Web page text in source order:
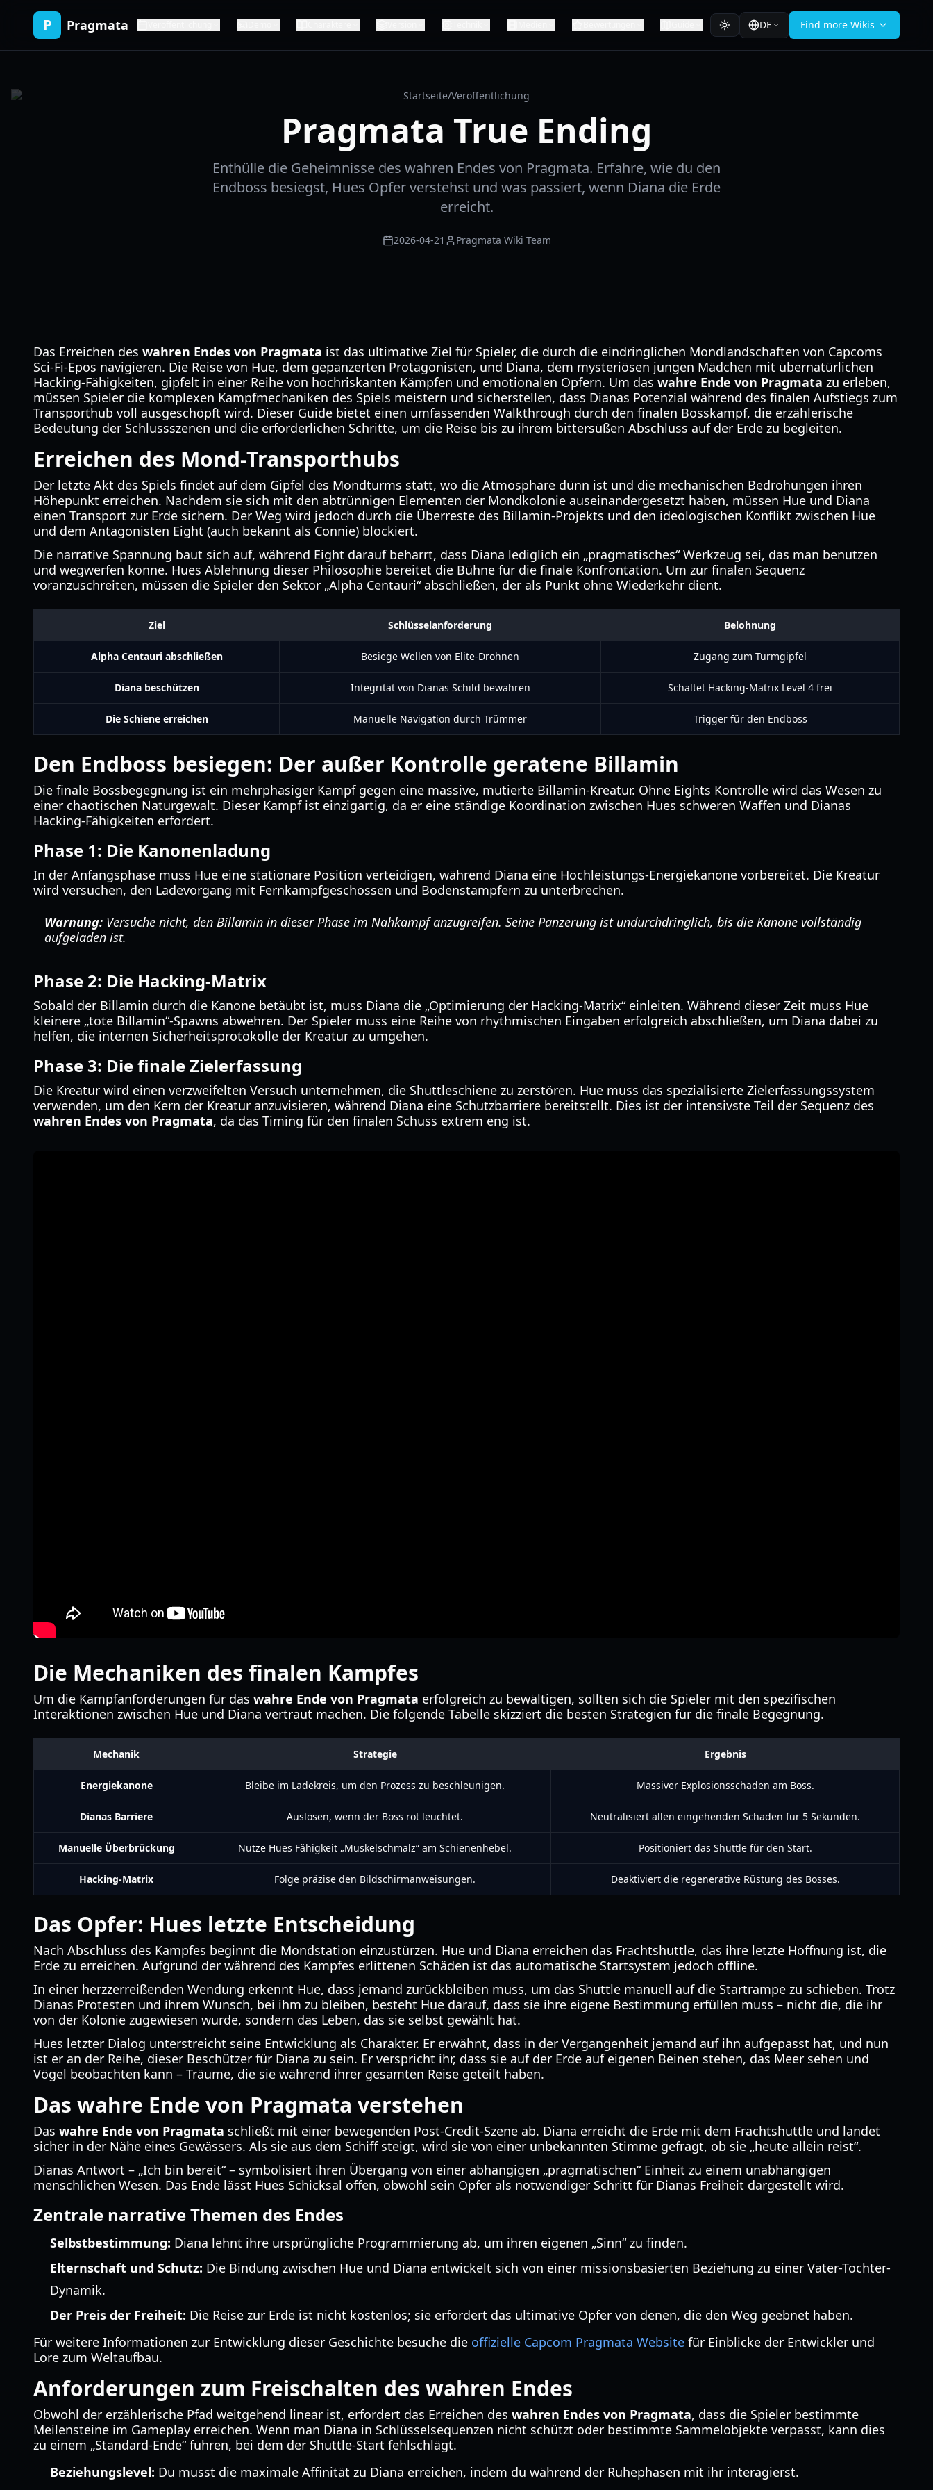
P Pragmata DE Find more Wikis
Startseite/Veröffentlichung
Pragmata True Ending
Enthülle die Geheimnisse des wahren Endes von Pragmata. Erfahre, wie du den
Endboss besiegst, Hues Opfer verstehst und was passiert, wenn Diana die Erde
erreicht.
2026-04-21 Pragmata Wiki Team
Das Erreichen des wahren Endes von Pragmata ist das ultimative Ziel für Spieler, die durch die eindringlichen Mondlandschaften von Capcoms
Sci-Fi-Epos navigieren. Die Reise von Hue, dem gepanzerten Protagonisten, und Diana, dem mysteriösen jungen Mädchen mit übernatürlichen
Hacking-Fähigkeiten, gipfelt in einer Reihe von hochriskanten Kämpfen und emotionalen Opfern. Um das wahre Ende von Pragmata zu erleben,
müssen Spieler die komplexen Kampfmechaniken des Spiels meistern und sicherstellen, dass Dianas Potenzial während des finalen Aufstiegs zum
Transporthub voll ausgeschöpft wird. Dieser Guide bietet einen umfassenden Walkthrough durch den finalen Bosskampf, die erzählerische
Bedeutung der Schlussszenen und die erforderlichen Schritte, um die Reise bis zu ihrem bittersüßen Abschluss auf der Erde zu begleiten.
Erreichen des Mond-Transporthubs
Der letzte Akt des Spiels findet auf dem Gipfel des Mondturms statt, wo die Atmosphäre dünn ist und die mechanischen Bedrohungen ihren
Höhepunkt erreichen. Nachdem sie sich mit den abtrünnigen Elementen der Mondkolonie auseinandergesetzt haben, müssen Hue und Diana
einen Transport zur Erde sichern. Der Weg wird jedoch durch die Überreste des Billamin-Projekts und den ideologischen Konflikt zwischen Hue
und dem Antagonisten Eight (auch bekannt als Connie) blockiert.
Die narrative Spannung baut sich auf, während Eight darauf beharrt, dass Diana lediglich ein „pragmatisches“ Werkzeug sei, das man benutzen
und wegwerfen könne. Hues Ablehnung dieser Philosophie bereitet die Bühne für die finale Konfrontation. Um zur finalen Sequenz
voranzuschreiten, müssen die Spieler den Sektor „Alpha Centauri“ abschließen, der als Punkt ohne Wiederkehr dient.
Ziel Schlüsselanforderung Belohnung
Alpha Centauri abschließen Besiege Wellen von Elite-Drohnen Zugang zum Turmgipfel
Diana beschützen Integrität von Dianas Schild bewahren Schaltet Hacking-Matrix Level 4 frei
Die Schiene erreichen Manuelle Navigation durch Trümmer Trigger für den Endboss
Den Endboss besiegen: Der außer Kontrolle geratene Billamin
Die finale Bossbegegnung ist ein mehrphasiger Kampf gegen eine massive, mutierte Billamin-Kreatur. Ohne Eights Kontrolle wird das Wesen zu
einer chaotischen Naturgewalt. Dieser Kampf ist einzigartig, da er eine ständige Koordination zwischen Hues schweren Waffen und Dianas
Hacking-Fähigkeiten erfordert.
Phase 1: Die Kanonenladung
In der Anfangsphase muss Hue eine stationäre Position verteidigen, während Diana eine Hochleistungs-Energiekanone vorbereitet. Die Kreatur
wird versuchen, den Ladevorgang mit Fernkampfgeschossen und Bodenstampfern zu unterbrechen.
Warnung: Versuche nicht, den Billamin in dieser Phase im Nahkampf anzugreifen. Seine Panzerung ist undurchdringlich, bis die Kanone vollständig
aufgeladen ist.
Phase 2: Die Hacking-Matrix
Sobald der Billamin durch die Kanone betäubt ist, muss Diana die „Optimierung der Hacking-Matrix“ einleiten. Während dieser Zeit muss Hue
kleinere „tote Billamin“-Spawns abwehren. Der Spieler muss eine Reihe von rhythmischen Eingaben erfolgreich abschließen, um Diana dabei zu
helfen, die internen Sicherheitsprotokolle der Kreatur zu umgehen.
Phase 3: Die finale Zielerfassung
Die Kreatur wird einen verzweifelten Versuch unternehmen, die Shuttleschiene zu zerstören. Hue muss das spezialisierte Zielerfassungssystem
verwenden, um den Kern der Kreatur anzuvisieren, während Diana eine Schutzbarriere bereitstellt. Dies ist der intensivste Teil der Sequenz des
wahren Endes von Pragmata, da das Timing für den finalen Schuss extrem eng ist.
Die Mechaniken des finalen Kampfes
Um die Kampfanforderungen für das wahre Ende von Pragmata erfolgreich zu bewältigen, sollten sich die Spieler mit den spezifischen
Interaktionen zwischen Hue und Diana vertraut machen. Die folgende Tabelle skizziert die besten Strategien für die finale Begegnung.
Mechanik Strategie Ergebnis
Energiekanone Bleibe im Ladekreis, um den Prozess zu beschleunigen. Massiver Explosionsschaden am Boss.
Dianas Barriere Auslösen, wenn der Boss rot leuchtet. Neutralisiert allen eingehenden Schaden für 5 Sekunden.
Manuelle Überbrückung Nutze Hues Fähigkeit „Muskelschmalz“ am Schienenhebel. Positioniert das Shuttle für den Start.
Hacking-Matrix Folge präzise den Bildschirmanweisungen. Deaktiviert die regenerative Rüstung des Bosses.
Das Opfer: Hues letzte Entscheidung
Nach Abschluss des Kampfes beginnt die Mondstation einzustürzen. Hue und Diana erreichen das Frachtshuttle, das ihre letzte Hoffnung ist, die
Erde zu erreichen. Aufgrund der während des Kampfes erlittenen Schäden ist das automatische Startsystem jedoch offline.
In einer herzzerreißenden Wendung erkennt Hue, dass jemand zurückbleiben muss, um das Shuttle manuell auf die Startrampe zu schieben. Trotz
Dianas Protesten und ihrem Wunsch, bei ihm zu bleiben, besteht Hue darauf, dass sie ihre eigene Bestimmung erfüllen muss – nicht die, die ihr
von der Kolonie zugewiesen wurde, sondern das Leben, das sie selbst gewählt hat.
Hues letzter Dialog unterstreicht seine Entwicklung als Charakter. Er erwähnt, dass in der Vergangenheit jemand auf ihn aufgepasst hat, und nun
ist er an der Reihe, dieser Beschützer für Diana zu sein. Er verspricht ihr, dass sie auf der Erde auf eigenen Beinen stehen, das Meer sehen und
Vögel beobachten kann – Träume, die sie während ihrer gesamten Reise geteilt haben.
Das wahre Ende von Pragmata verstehen
Das wahre Ende von Pragmata schließt mit einer bewegenden Post-Credit-Szene ab. Diana erreicht die Erde mit dem Frachtshuttle und landet
sicher in der Nähe eines Gewässers. Als sie aus dem Schiff steigt, wird sie von einer unbekannten Stimme gefragt, ob sie „heute allein reist“.
Dianas Antwort – „Ich bin bereit“ – symbolisiert ihren Übergang von einer abhängigen „pragmatischen“ Einheit zu einem unabhängigen
menschlichen Wesen. Das Ende lässt Hues Schicksal offen, obwohl sein Opfer als notwendiger Schritt für Dianas Freiheit dargestellt wird.
Zentrale narrative Themen des Endes
Selbstbestimmung: Diana lehnt ihre ursprüngliche Programmierung ab, um ihren eigenen „Sinn“ zu finden.
Elternschaft und Schutz: Die Bindung zwischen Hue und Diana entwickelt sich von einer missionsbasierten Beziehung zu einer Vater-Tochter-
Dynamik.
Der Preis der Freiheit: Die Reise zur Erde ist nicht kostenlos; sie erfordert das ultimative Opfer von denen, die den Weg geebnet haben.
Für weitere Informationen zur Entwicklung dieser Geschichte besuche die offizielle Capcom Pragmata Website für Einblicke der Entwickler und
Lore zum Weltaufbau.
Anforderungen zum Freischalten des wahren Endes
Obwohl der erzählerische Pfad weitgehend linear ist, erfordert das Erreichen des wahren Endes von Pragmata, dass die Spieler bestimmte
Meilensteine im Gameplay erreichen. Wenn man Diana in Schlüsselsequenzen nicht schützt oder bestimmte Sammelobjekte verpasst, kann dies
zu einem „Standard-Ende“ führen, bei dem der Shuttle-Start fehlschlägt.
Beziehungslevel: Du musst die maximale Affinität zu Diana erreichen, indem du während der Ruhephasen mit ihr interagierst.